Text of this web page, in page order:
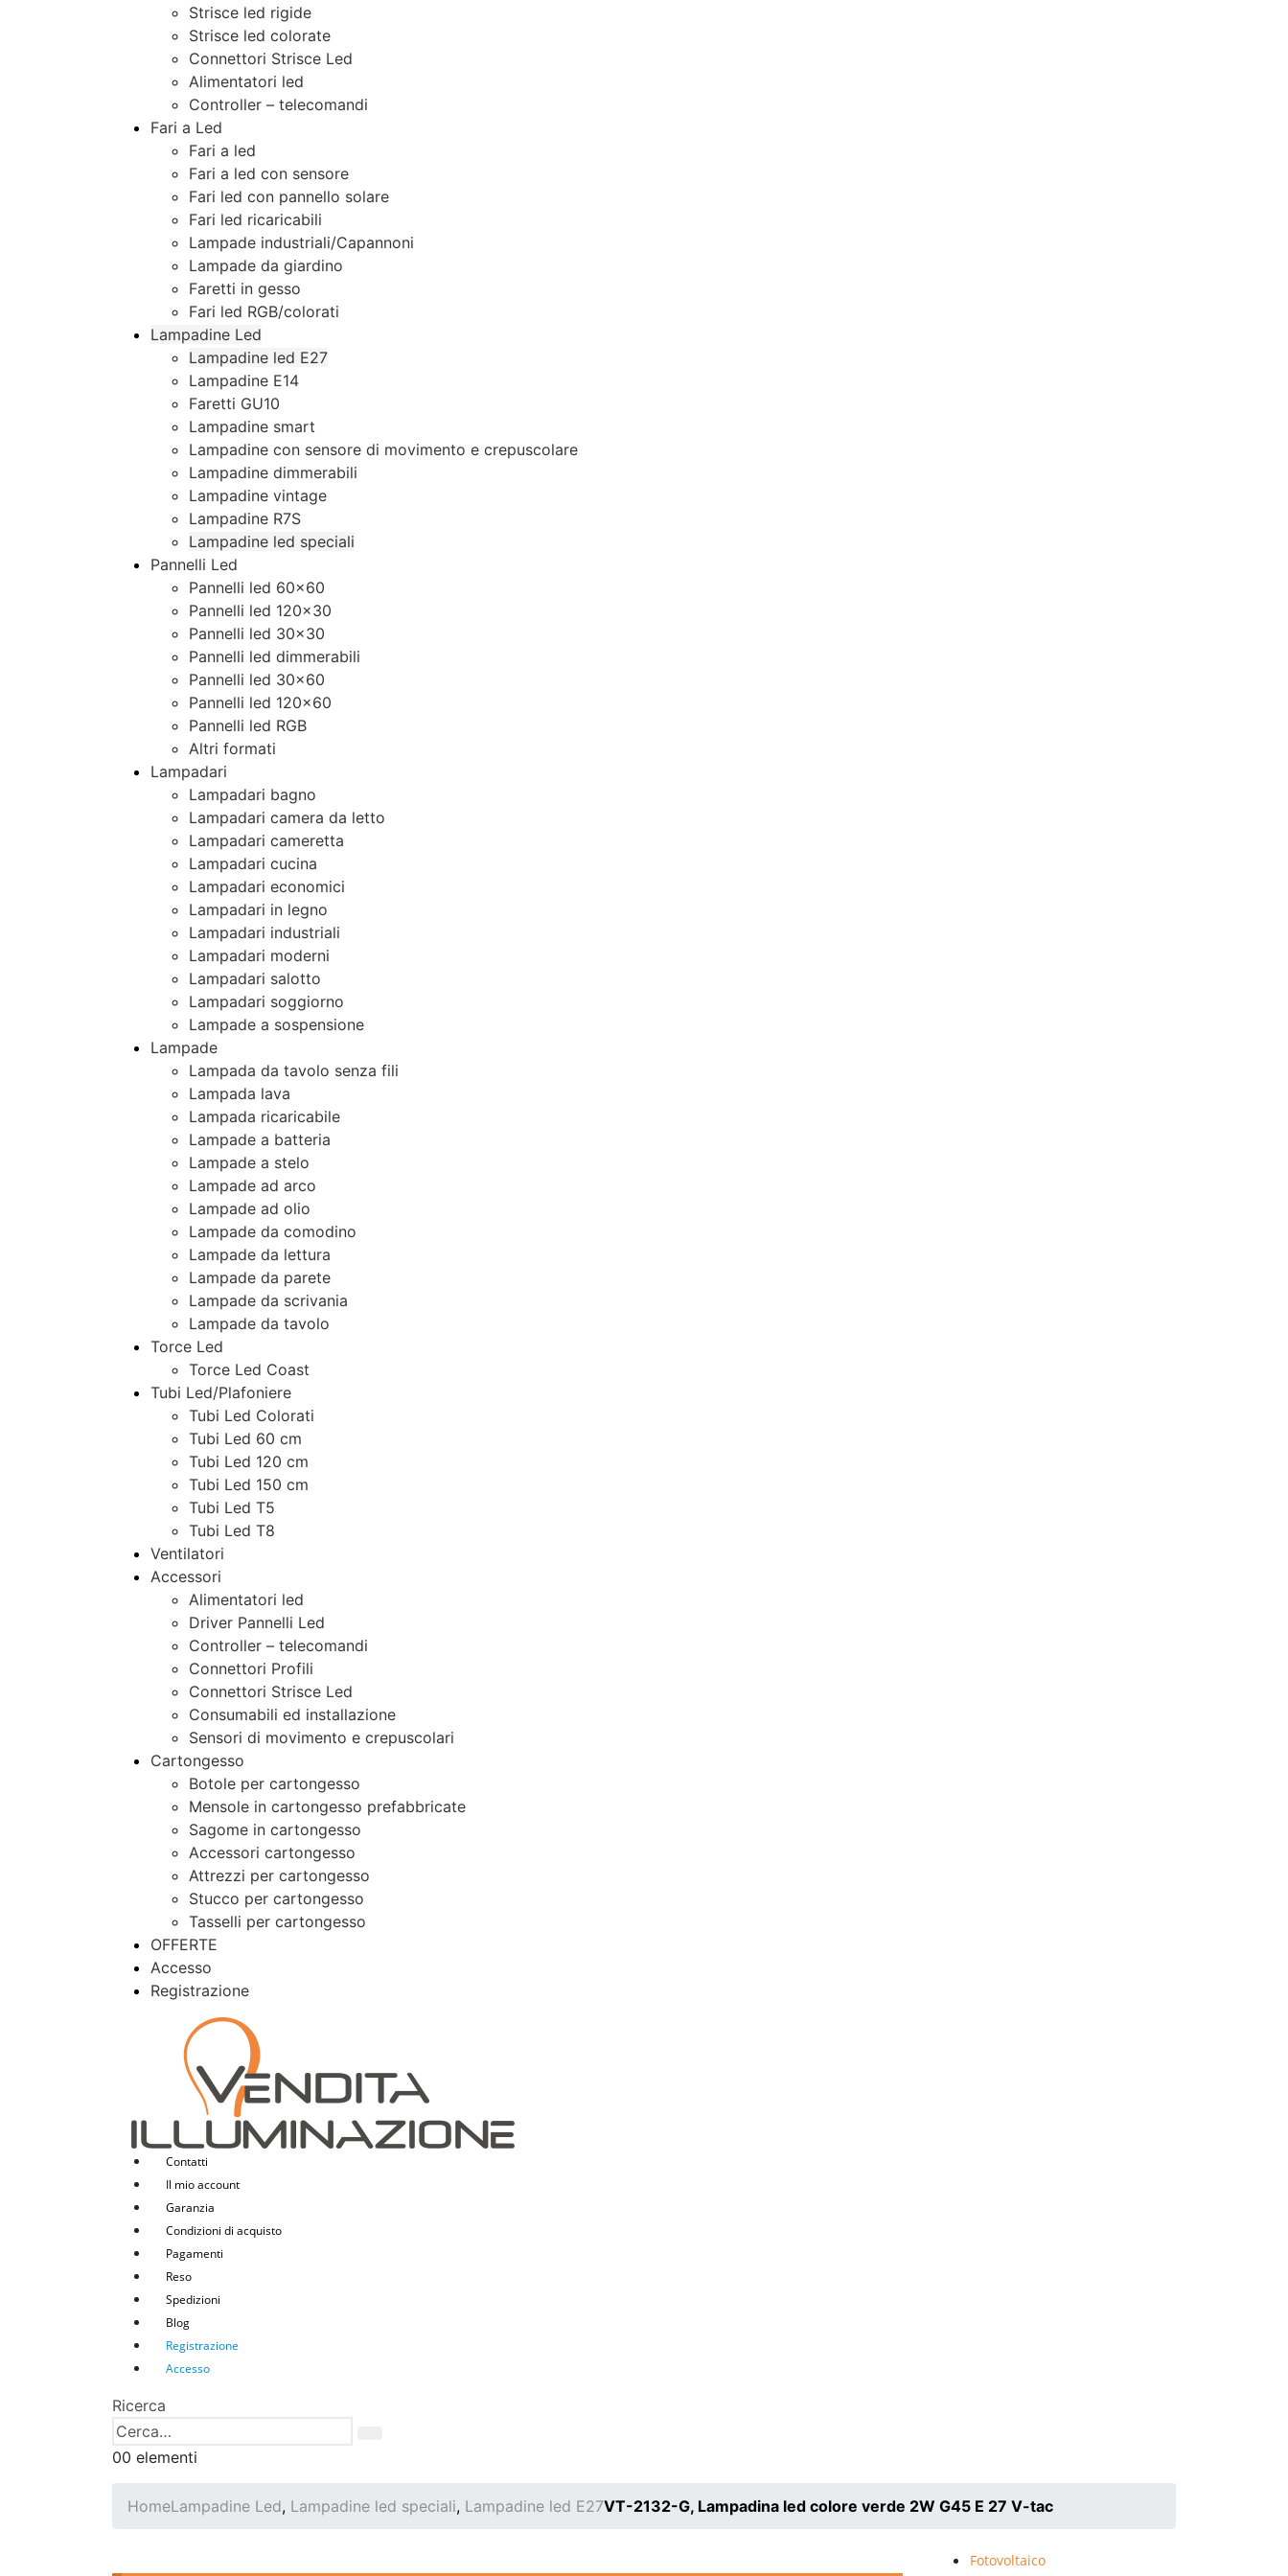
Strisce led rigide
Strisce led colorate
Connettori Strisce Led
Alimentatori led
Controller – telecomandi
Fari a Led
Fari a led
Fari a led con sensore
Fari led con pannello solare
Fari led ricaricabili
Lampade industriali/Capannoni
Lampade da giardino
Faretti in gesso
Fari led RGB/colorati
Lampadine Led
Lampadine led E27
Lampadine E14
Faretti GU10
Lampadine smart
Lampadine con sensore di movimento e crepuscolare
Lampadine dimmerabili
Lampadine vintage
Lampadine R7S
Lampadine led speciali
Pannelli Led
Pannelli led 60×60
Pannelli led 120×30
Pannelli led 30×30
Pannelli led dimmerabili
Pannelli led 30×60
Pannelli led 120×60
Pannelli led RGB
Altri formati
Lampadari
Lampadari bagno
Lampadari camera da letto
Lampadari cameretta
Lampadari cucina
Lampadari economici
Lampadari in legno
Lampadari industriali
Lampadari moderni
Lampadari salotto
Lampadari soggiorno
Lampade a sospensione
Lampade
Lampada da tavolo senza fili
Lampada lava
Lampada ricaricabile
Lampade a batteria
Lampade a stelo
Lampade ad arco
Lampade ad olio
Lampade da comodino
Lampade da lettura
Lampade da parete
Lampade da scrivania
Lampade da tavolo
Torce Led
Torce Led Coast
Tubi Led/Plafoniere
Tubi Led Colorati
Tubi Led 60 cm
Tubi Led 120 cm
Tubi Led 150 cm
Tubi Led T5
Tubi Led T8
Ventilatori
Accessori
Alimentatori led
Driver Pannelli Led
Controller – telecomandi
Connettori Profili
Connettori Strisce Led
Consumabili ed installazione
Sensori di movimento e crepuscolari
Cartongesso
Botole per cartongesso
Mensole in cartongesso prefabbricate
Sagome in cartongesso
Accessori cartongesso
Attrezzi per cartongesso
Stucco per cartongesso
Tasselli per cartongesso
OFFERTE
Accesso
Registrazione
Contatti
Il mio account
Garanzia
Condizioni di acquisto
Pagamenti
Reso
Spedizioni
Blog
Registrazione
Accesso
Ricerca
00 elementi
HomeLampadine Led, Lampadine led speciali, Lampadine led E27VT-2132-G, Lampadina led colore verde 2W G45 E 27 V-tac
Fotovoltaico